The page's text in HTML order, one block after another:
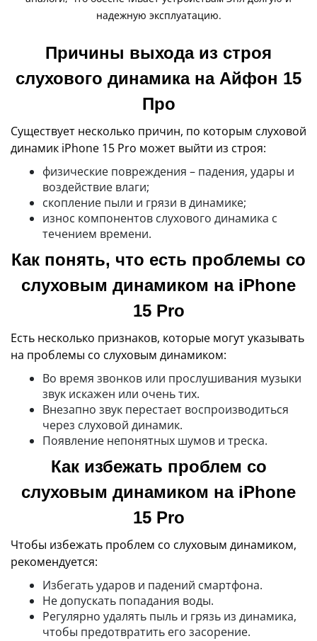
надежную эксплуатацию.
Причины выхода из строя
слухового динамика на Айфон 15
Про
Существует несколько причин, по которым слуховой
динамик iPhone 15 Pro может выйти из строя:
физические повреждения – падения, удары и
воздействие влаги;
скопление пыли и грязи в динамике;
износ компонентов слухового динамика с
течением времени.
Как понять, что есть проблемы со
слуховым динамиком на iPhone
15 Pro
Есть несколько признаков, которые могут указывать
на проблемы со слуховым динамиком:
Во время звонков или прослушивания музыки
звук искажен или очень тих.
Внезапно звук перестает воспроизводиться
через слуховой динамик.
Появление непонятных шумов и треска.
Как избежать проблем со
слуховым динамиком на iPhone
15 Pro
Чтобы избежать проблем со слуховым динамиком,
рекомендуется:
Избегать ударов и падений смартфона.
Не допускать попадания воды.
Регулярно удалять пыль и грязь из динамика,
чтобы предотвратить его засорение.